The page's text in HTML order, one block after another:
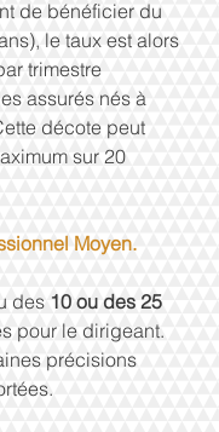
de bénéficier du
le taux est alors
trimestre
assurés nés à
décote peut
sur 20
Moyen.
des 10 ou des 25
pour le dirigeant.
précisions